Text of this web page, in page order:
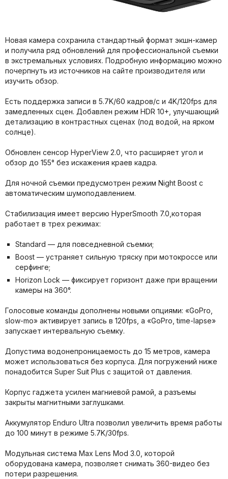
Новая камера сохранила стандартный формат экшн-камер
и получила ряд обновлений для профессиональной съемки
в экстремальных условиях. Подробную информацию можно
почерпнуть из источников на сайте производителя или
изучить обзор.
Есть поддержка записи в 5.7K/60 кадров/с и 4K/120fps для
замедленных сцен. Добавлен режим HDR 10+, улучшающий
детализацию в контрастных сценах (под водой, на ярком
солнце).
Обновлен сенсор HyperView 2.0, что расширяет угол и
обзор до 155° без искажения краев кадра.
Для ночной съемки предусмотрен режим Night Boost с
автоматическим шумоподавлением.
Стабилизация имеет версию HyperSmooth 7.0,которая
работает в трех режимах:
Standard — для повседневной съемки;
Boost — устраняет сильную тряску при мотокроссе или
серфинге;
Horizon Lock — фиксирует горизонт даже при вращении
камеры на 360°.
Голосовые команды дополнены новыми опциями: «GoPro,
slow-mo» активирует запись в 120fps, а «GoPro, time-lapse»
запускает интервальную съемку.
Допустима водонепроницаемость до 15 метров, камера
может использоваться без корпуса. Для погружений ниже
понадобится Super Suit Plus с защитой от давления.
Корпус гаджета усилен магниевой рамой, а разъемы
закрыты магнитными заглушками.
Аккумулятор Enduro Ultra позволил увеличить время работы
до 100 минут в режиме 5.7K/30fps.
Модульная система Max Lens Mod 3.0, которой
оборудована камера, позволяет снимать 360-видео без
потери разрешения.